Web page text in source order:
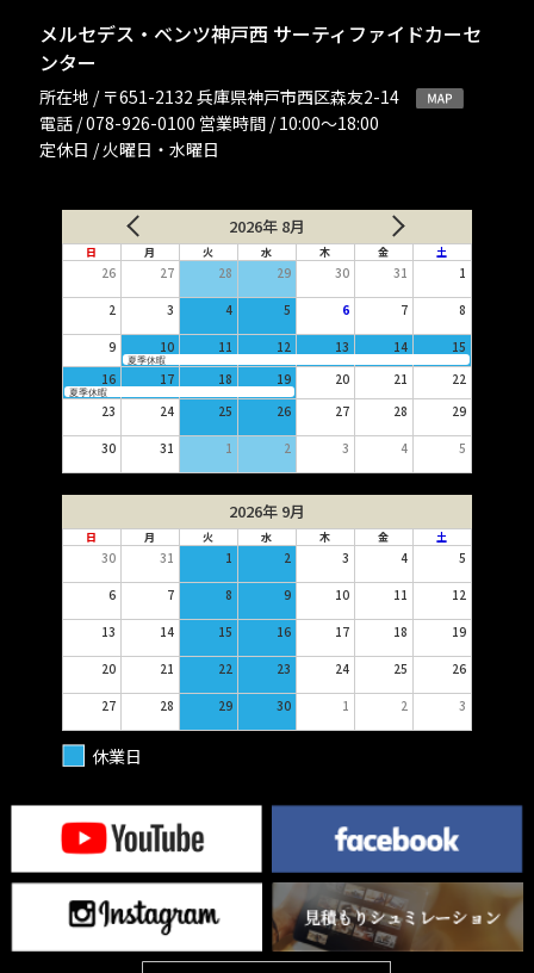
メルセデス・ベンツ神戸西 サーティファイドカーセ
ンター
所在地 / 〒651-2132 兵庫県神戸市西区森友2-14
電話 / 078-926-0100 営業時間 / 10:00〜18:00
定休日 / 火曜日・水曜日
2026年 8月
日 月 火 水 木 金 土
26 27 28 29 30 31 1
2 3 4 5 6 7 8
9 10 11 12 13 14 15
夏季休暇
16 17 18 19 20 21 22
夏季休暇
23 24 25 26 27 28 29
30 31 1 2 3 4 5
2026年 9月
日 月 火 水 木 金 土
30 31 1 2 3 4 5
6 7 8 9 10 11 12
13 14 15 16 17 18 19
20 21 22 23 24 25 26
27 28 29 30 1 2 3
休業日